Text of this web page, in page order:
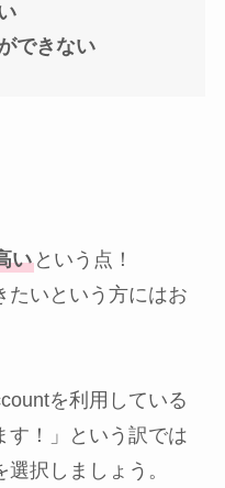
できない
いという点！
たいという方にはお
を利用している
す！」という訳では
択しましょう。